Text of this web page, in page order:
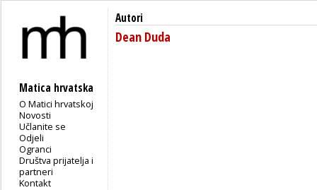
Matica hrvatska
O Matici hrvatskoj
Novosti
Učlanite se
Odjeli
Ogranci
Društva prijatelja i
partneri
Kontakt
Autori
Dean Duda